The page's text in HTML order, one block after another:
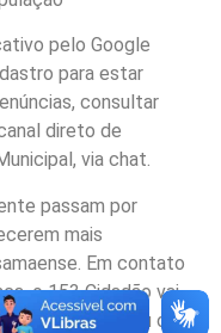
pelo Google
para estar
consultar
direto de
via chat.
passam por
mais
Em contato
o 153 Cidadão vai
enfatizou o